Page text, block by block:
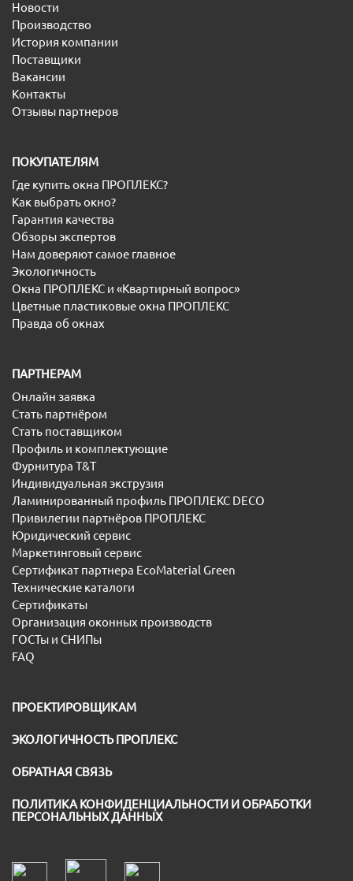
Новости
Производство
История компании
Поставщики
Вакансии
Контакты
Отзывы партнеров
ПОКУПАТЕЛЯМ
Где купить окна ПРОПЛЕКС?
Как выбрать окно?
Гарантия качества
Обзоры экспертов
Нам доверяют самое главное
Экологичность
Окна ПРОПЛЕКС и «Квартирный вопрос»
Цветные пластиковые окна ПРОПЛЕКС
Правда об окнах
ПАРТНЕРАМ
Онлайн заявка
Стать партнёром
Стать поставщиком
Профиль и комплектующие
Фурнитура T&T
Индивидуальная экструзия
Ламинированный профиль ПРОПЛЕКС DECO
Привилегии партнёров ПРОПЛЕКС
Юридический сервис
Маркетинговый сервис
Сертификат партнера EcoMaterial Green
Технические каталоги
Сертификаты
Организация оконных производств
ГОСТы и СНИПы
FAQ
ПРОЕКТИРОВЩИКАМ
ЭКОЛОГИЧНОСТЬ ПРОПЛЕКС
ОБРАТНАЯ СВЯЗЬ
ПОЛИТИКА КОНФИДЕНЦИАЛЬНОСТИ И ОБРАБОТКИ
ПЕРСОНАЛЬНЫХ ДАННЫХ